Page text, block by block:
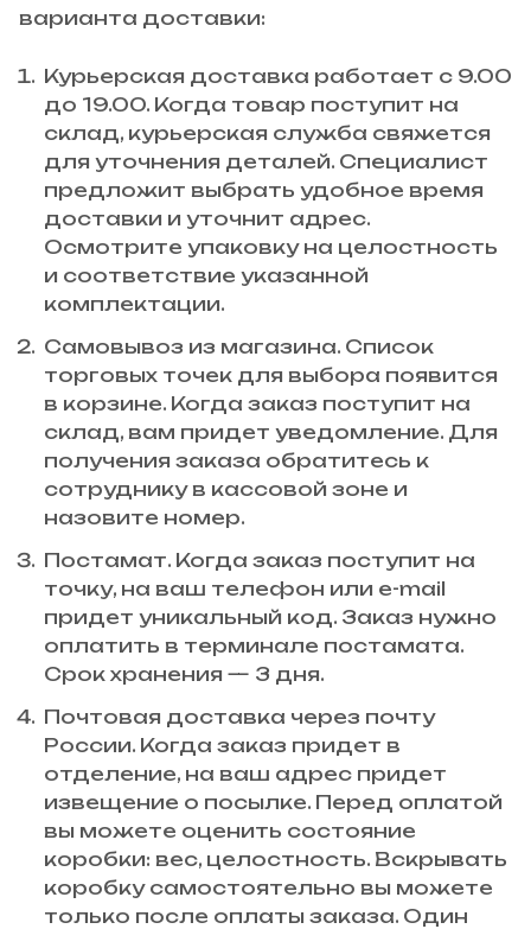
варианта доставки:
Курьерская доставка работает с 9.00
до 19.00. Когда товар поступит на
склад, курьерская служба свяжется
для уточнения деталей. Специалист
предложит выбрать удобное время
доставки и уточнит адрес.
Осмотрите упаковку на целостность
и соответствие указанной
комплектации.
Самовывоз из магазина. Список
торговых точек для выбора появится
в корзине. Когда заказ поступит на
склад, вам придет уведомление. Для
получения заказа обратитесь к
сотруднику в кассовой зоне и
назовите номер.
Постамат. Когда заказ поступит на
точку, на ваш телефон или e-mail
придет уникальный код. Заказ нужно
оплатить в терминале постамата.
Срок хранения — 3 дня.
Почтовая доставка через почту
России. Когда заказ придет в
отделение, на ваш адрес придет
извещение о посылке. Перед оплатой
вы можете оценить состояние
коробки: вес, целостность. Вскрывать
коробку самостоятельно вы можете
только после оплаты заказа. Один